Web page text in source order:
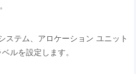
ステム、アロケーション ユニット
ルを設定します。